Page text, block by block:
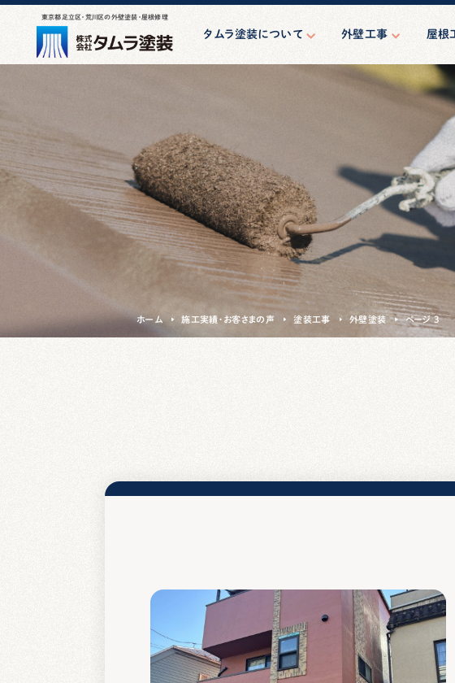
東京都足立区・荒川区の外壁塗装・屋根修理
タムラ塗装について
親方の一日
外壁工事
外壁塗装
小規模マンション・ビル向
け大規模修繕
その他工事・相談
屋根
屋
屋根修理
ホーム 施工実績・お客さまの声 塗装工事 外壁塗装 ページ 3